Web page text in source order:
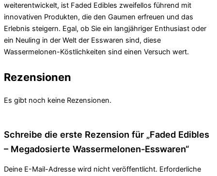
weiterentwickelt, ist Faded Edibles zweifellos führend mit
innovativen Produkten, die den Gaumen erfreuen und das
Erlebnis steigern. Egal, ob Sie ein langjähriger Enthusiast oder
ein Neuling in der Welt der Esswaren sind, diese
Wassermelonen-Köstlichkeiten sind einen Versuch wert.
Rezensionen
Es gibt noch keine Rezensionen.
Schreibe die erste Rezension für „Faded Edibles
– Megadosierte Wassermelonen-Esswaren“
Deine E-Mail-Adresse wird nicht veröffentlicht. Erforderliche